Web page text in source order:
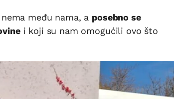
među nama, a posebno se
i koji su nam omogućili ovo što